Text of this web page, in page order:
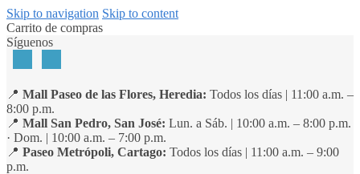
Skip to navigation Skip to content
Carrito de compras
Síguenos
📍 Mall Paseo de las Flores, Heredia: Todos los días | 11:00 a.m. –
8:00 p.m.
📍 Mall San Pedro, San José: Lun. a Sáb. | 10:00 a.m. – 8:00 p.m.
· Dom. | 10:00 a.m. – 7:00 p.m.
📍 Paseo Metrópoli, Cartago: Todos los días | 11:00 a.m. – 9:00
p.m.